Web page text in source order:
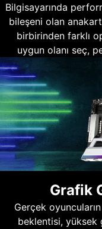
Bilgisayarında
bileşeni olan
birbirinden farklı
uygun olanı seç,
Grafik
Gerçek
beklentisi, yüksek